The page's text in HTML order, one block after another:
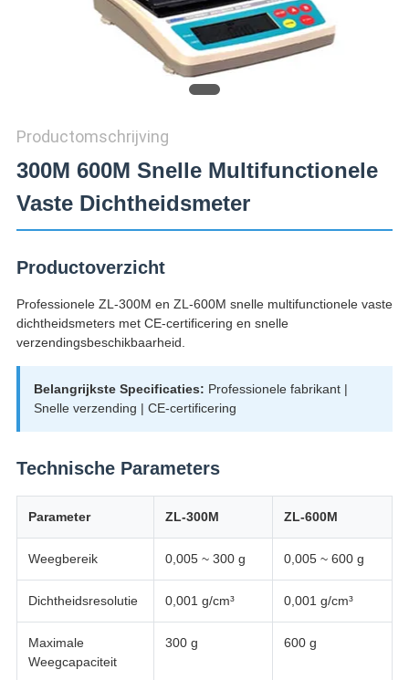
Productomschrijving
300M 600M Snelle Multifunctionele
Vaste Dichtheidsmeter
Productoverzicht
Professionele ZL-300M en ZL-600M snelle multifunctionele vaste
dichtheidsmeters met CE-certificering en snelle
verzendingsbeschikbaarheid.
Belangrijkste Specificaties: Professionele fabrikant |
Snelle verzending | CE-certificering
Technische Parameters
Parameter ZL-300M ZL-600M
Weegbereik 0,005 ~ 300 g 0,005 ~ 600 g
Dichtheidsresolutie 0,001 g/cm³ 0,001 g/cm³
Maximale
Weegcapaciteit
300 g 600 g